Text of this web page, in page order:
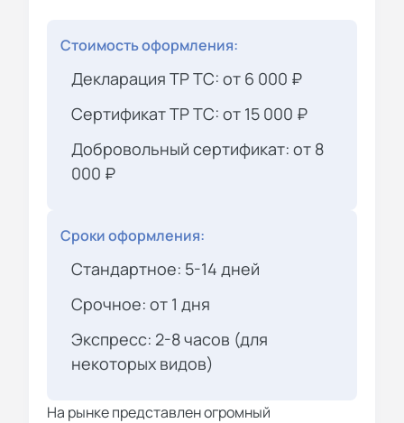
Стоимость оформления:
Декларация ТР ТС: от 6 000 ₽
Сертификат ТР ТС: от 15 000 ₽
Добровольный сертификат: от 8
000 ₽
Сроки оформления:
Стандартное: 5-14 дней
Срочное: от 1 дня
Экспресс: 2-8 часов (для
некоторых видов)
На рынке представлен огромный